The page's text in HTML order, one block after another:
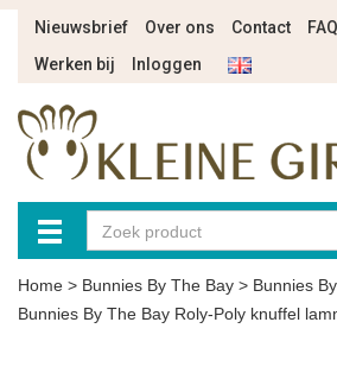
Nieuwsbrief Over ons Contact FAQ
Werken bij
Inloggen
Home > Bunnies By The Bay > Bunnies
Bunnies By The Bay Roly-Poly knuffel